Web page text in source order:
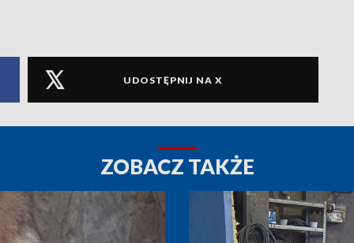
UDOSTĘPNIJ NA X
ZOBACZ TAKŻE